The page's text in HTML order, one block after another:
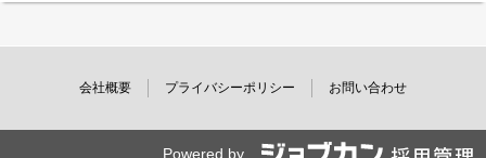
会社概要 プライバシーポリシー お問い合わせ
Powered by